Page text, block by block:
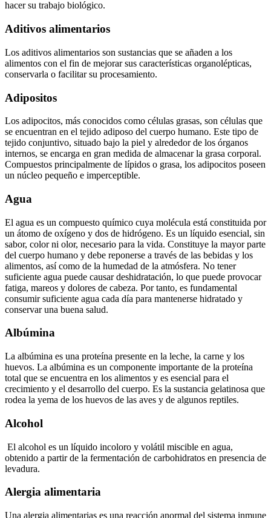
hacer su trabajo biológico.
Aditivos alimentarios
Los aditivos alimentarios son sustancias que se añaden a los
alimentos con el fin de mejorar sus características organolépticas,
conservarla o facilitar su procesamiento.
Adipositos
Los adipocitos, más conocidos como células grasas, son células que
se encuentran en el tejido adiposo del cuerpo humano. Este tipo de
tejido conjuntivo, situado bajo la piel y alrededor de los órganos
internos, se encarga en gran medida de almacenar la grasa corporal.
Compuestos principalmente de lípidos o grasa, los adipocitos poseen
un núcleo pequeño e imperceptible.
Agua
El agua es un compuesto químico cuya molécula está constituida por
un átomo de oxígeno y dos de hidrógeno. Es un líquido esencial, sin
sabor, color ni olor, necesario para la vida. Constituye la mayor parte
del cuerpo humano y debe reponerse a través de las bebidas y los
alimentos, así como de la humedad de la atmósfera. No tener
suficiente agua puede causar deshidratación, lo que puede provocar
fatiga, mareos y dolores de cabeza. Por tanto, es fundamental
consumir suficiente agua cada día para mantenerse hidratado y
conservar una buena salud.
Albúmina
La albúmina es una proteína presente en la leche, la carne y los
huevos. La albúmina es un componente importante de la proteína
total que se encuentra en los alimentos y es esencial para el
crecimiento y el desarrollo del cuerpo. Es la sustancia gelatinosa que
rodea la yema de los huevos de las aves y de algunos reptiles.
Alcohol
El alcohol es un líquido incoloro y volátil miscible en agua,
obtenido a partir de la fermentación de carbohidratos en presencia de
levadura.
Alergia alimentaria
Una alergia alimentarias es una reacción anormal del sistema inmune